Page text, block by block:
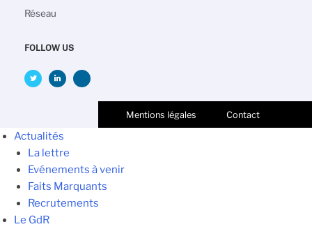
Réseau
FOLLOW US
Mentions légales Contact
Actualités
La lettre
Evénements à venir
Faits Marquants
Recrutements
Le GdR